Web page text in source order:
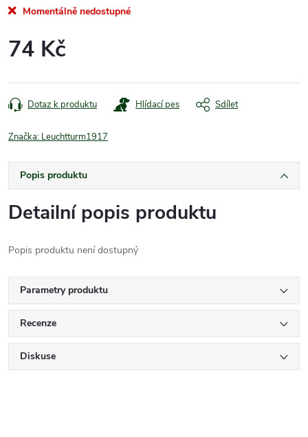
Momentálně nedostupné
74 Kč
cena:
Dotaz k produktu Hlídací pes Sdílet
Značka: Leuchtturm1917
Popis produktu
Detailní popis produktu
Popis produktu není dostupný
Parametry produktu
Recenze
Diskuse